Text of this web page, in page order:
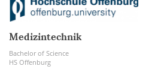
Medizintechnik
Bachelor of Science
HS Offenburg